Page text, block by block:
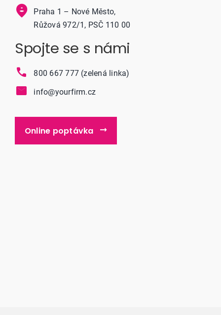
Praha 1 – Nové Město,
Růžová 972/1, PSČ 110 00
Spojte se s námi
800 667 777 (zelená linka)
info@yourfirm.cz
Online poptávka